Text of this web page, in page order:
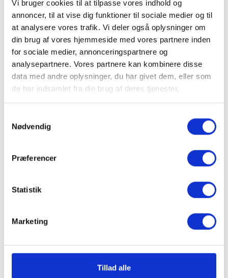
Vi bruger cookies til at tilpasse vores indhold og
annoncer, til at vise dig funktioner til sociale medier og til
at analysere vores trafik. Vi deler også oplysninger om
din brug af vores hjemmeside med vores partnere inden
for sociale medier, annonceringspartnere og
analysepartnere. Vores partnere kan kombinere disse
data med andre oplysninger, du har givet dem, eller som
de har indsamlet fra din brug af deres tjenester.
Nødvendig
Præferencer
Statistik
Marketing
Tillad alle
der er udviklet til at være brancheførende
inden for kraftoverførselseffektivitet og
give mejetærskeren flest kræfter der, hvor
der er mest brug for det. Den korteste rute
er en lige linje.
som sikrer at føreren opnår maksimal
IDEALdrive tilbyder helt nye høstmetoder -
førertræthed. Betjeningsfunktioner er
alle aspekter af høstarbejdet kan indstilles
Større tærskeområde, mere skånsomt over